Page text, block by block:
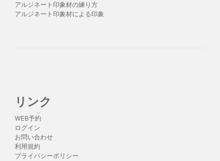
アルジネート印象材の練り方
アルジネート印象材による印象
リンク
WEB予約
ログイン
お問い合わせ
利用規約
プライバシーポリシー